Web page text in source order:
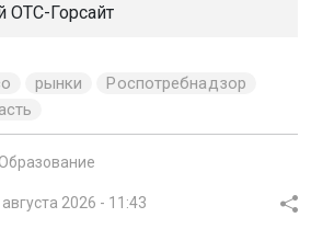
ОТС-Горсайт
рынки
Роспотребнадзор
Образование
августа 2026 - 11:43